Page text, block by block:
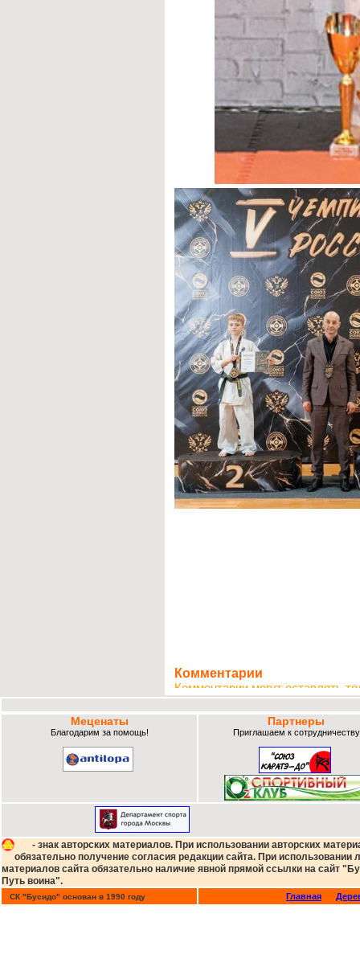
Комментарии
Комментарии могут оставлять
Меценаты
Благодарим за помощь!
Партнеры
Приглашаем к
- знак авторских материалов. При использовании авторских
обязательно получение согласия редакции сайта. При использовании
материалов сайта обязательно наличие явной прямой ссылки на сайт
Путь воина".
СК "Бусидо" основан в 1990 году Главная